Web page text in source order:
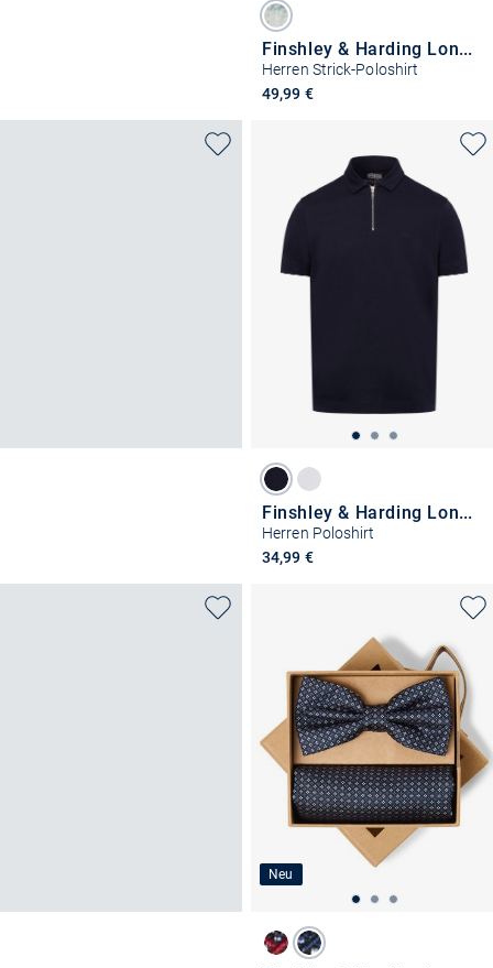
Finshley & Harding London
Herren Strick-Poloshirt
49,99 €
Finshley & Harding London
Herren Poloshirt
34,99 €
Neu